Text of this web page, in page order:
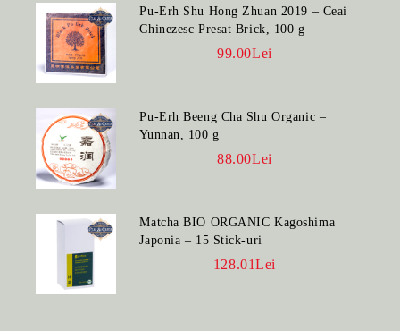
Pu-Erh Shu Hong Zhuan 2019 – Ceai
Chinezesc Presat Brick, 100 g
99.00Lei
Pu-Erh Beeng Cha Shu Organic –
Yunnan, 100 g
88.00Lei
Matcha BIO ORGANIC Kagoshima
Japonia – 15 Stick-uri
128.01Lei